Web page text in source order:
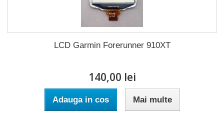
LCD Garmin Forerunner 910XT
140,00 lei
Adauga in cos Mai multe